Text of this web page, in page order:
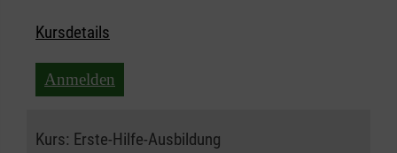
Kursdetails
Anmelden
Kurs: Erste-Hilfe-Ausbildung